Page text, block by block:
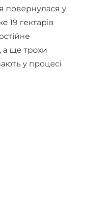
повернулася у
19 гектарів
а ще трохи
у процесі